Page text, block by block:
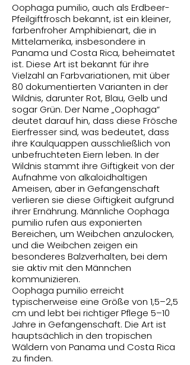
Oophaga pumilio, auch als Erdbeer-
Pfeilgiftfrosch bekannt, ist ein kleiner,
farbenfroher Amphibienart, die in
Mittelamerika, insbesondere in
Panama und Costa Rica, beheimatet
ist. Diese Art ist bekannt für ihre
Vielzahl an Farbvariationen, mit über
80 dokumentierten Varianten in der
Wildnis, darunter Rot, Blau, Gelb und
sogar Grün. Der Name „Oophaga“
deutet darauf hin, dass diese Frösche
Eierfresser sind, was bedeutet, dass
ihre Kaulquappen ausschließlich von
unbefruchteten Eiern leben. In der
Wildnis stammt ihre Giftigkeit von der
Aufnahme von alkaloidhaltigen
Ameisen, aber in Gefangenschaft
verlieren sie diese Giftigkeit aufgrund
ihrer Ernährung. Männliche Oophaga
pumilio rufen aus exponierten
Bereichen, um Weibchen anzulocken,
und die Weibchen zeigen ein
besonderes Balzverhalten, bei dem
sie aktiv mit den Männchen
kommunizieren.
Oophaga pumilio erreicht
typischerweise eine Größe von 1,5–2,5
cm und lebt bei richtiger Pflege 5–10
Jahre in Gefangenschaft. Die Art ist
hauptsächlich in den tropischen
Wäldern von Panama und Costa Rica
zu finden.